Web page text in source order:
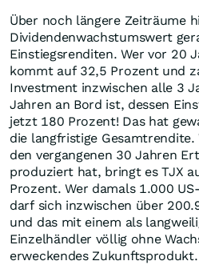
Über noch längere Zeiträume
Dividendenwachstumswert
Einstiegsrenditen. Wer vor 20
kommt auf 32,5 Prozent und
Investment inzwischen alle 3
Jahren an Bord ist, dessen
jetzt 180 Prozent! Das hat
die langfristige Gesamtrendite.
den vergangenen 30 Jahren
produziert hat, bringt es TJX
Prozent. Wer damals 1.000
darf sich inzwischen über
und das mit einem als
Einzelhändler völlig ohne
erweckendes Zukunftsprodukt.